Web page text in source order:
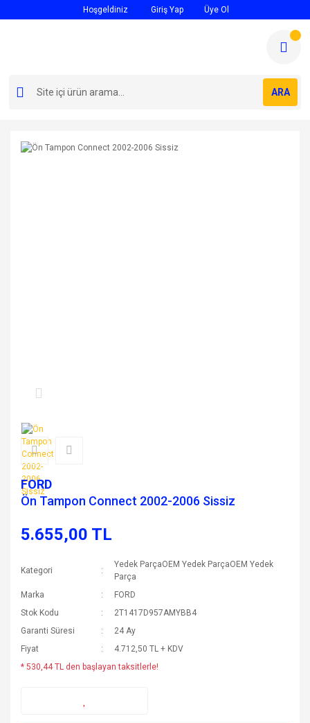
Hoşgeldiniz Giriş Yap Üye Ol
ARA
FORD
Ön Tampon Connect 2002-2006 Sissiz
5.655,00 TL
Kategori
Yedek ParçaOEM Yedek ParçaOEM Yedek
Parça
Marka
FORD
Stok Kodu
2T1417D957AMYBB4
Garanti Süresi
24 Ay
Fiyat
4.712,50 TL + KDV
* 530,44 TL den başlayan taksitlerle!